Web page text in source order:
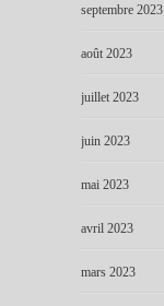
septembre 2023
août 2023
juillet 2023
juin 2023
mai 2023
avril 2023
mars 2023